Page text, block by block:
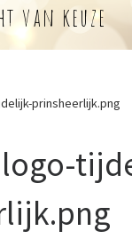
van keuze
prinsheerlijk.png